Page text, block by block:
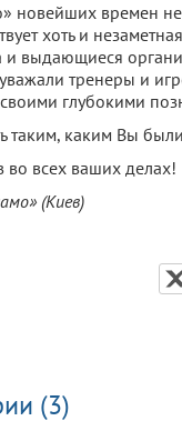
новейших времен
хоть и
и выдающиеся
тренеры и
глубокими
каким Вы
во всех ваших делах!
(Киев)
(3)